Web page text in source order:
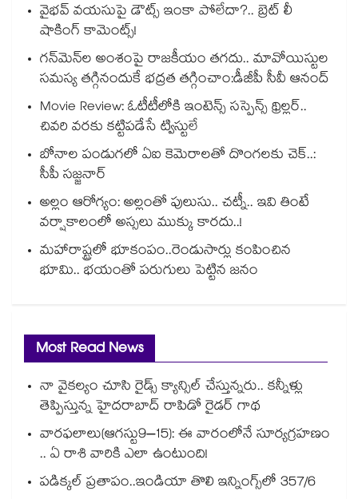
వైభవ్ వయసుపై డౌట్స్ ఇంకా పోలేదా?.. బ్రెట్ లీ
షాకింగ్ కామెంట్స్!
గన్⁭మెన్⁭ల అంశంపై రాజకీయం తగదు.. మావోయిస్టుల
సమస్య తగ్గినందుకే భద్రత తగ్గించాం:డీజీపీ సీవీ ఆనంద్
Movie Review: ఓటీటీలోకి ఇంటెన్స్ సస్పెన్స్ థ్రిల్లర్..
చివరి వరకు కట్టిపడేసే ట్విస్టులే
బోనాల పండుగలో ఏఐ కెమెరాలతో దొంగలకు చెక్..:
సీపీ సజ్జనార్
అల్లం ఆరోగ్యం: అల్లంతో పులుసు.. చట్నీ.. ఇవి తింటే
వర్షాకాలంలో అస్సలు ముక్కు కారదు..!
మహారాష్ట్రలో భూకంపం..రెండుసార్లు కంపించిన
భూమి.. భయంతో పరుగులు పెట్టిన జనం
Most Read News
నా వైకల్యం చూసి రైడ్స్ క్యాన్సిల్ చేస్తున్నరు.. కన్నీళ్లు
తెప్పిస్తున్న హైదరాబాద్ రాపిడో రైడర్ గాథ
వారఫలాలు(ఆగస్టు9–15): ఈ వారంలోనే సూర్యగ్రహణం
.. ఏ రాశి వారికి ఎలా ఉంటుంది!
పడిక్కల్‌‌ ప్రతాపం..ఇండియా తొలి ఇన్నింగ్స్‌‌లో 357/6